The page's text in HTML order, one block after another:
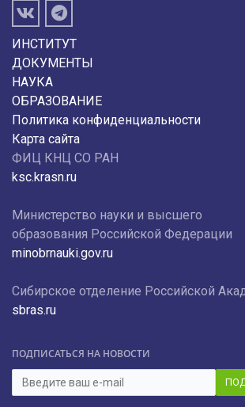
ИНСТИТУТ
ДОКУМЕНТЫ
НАУКА
ОБРАЗОВАНИЕ
Политика конфиденциальности
Карта сайта
ФИЦ КНЦ СО РАН
ksc.krasn.ru
Министерство науки и высшего
образования Российской Федерации
minobrnauki.gov.ru
Сибирское отделение Российской
sbras.ru
ПОДПИСАТЬСЯ НА НОВОСТИ